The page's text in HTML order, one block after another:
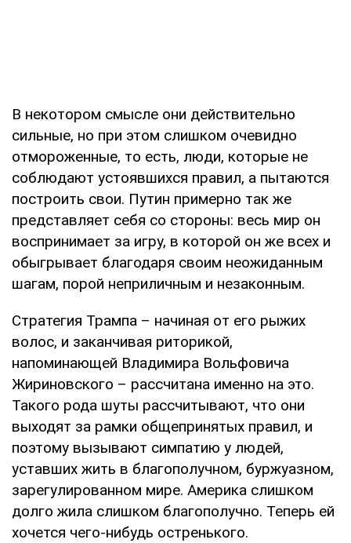
В некотором смысле они действительно
сильные, но при этом слишком очевидно
отмороженные, то есть, люди, которые не
соблюдают устоявшихся правил, а пытаются
построить свои. Путин примерно так же
представляет себя со стороны: весь мир он
воспринимает за игру, в которой он же всех и
обыгрывает благодаря своим неожиданным
шагам, порой неприличным и незаконным.
Стратегия Трампа – начиная от его рыжих
волос, и заканчивая риторикой,
напоминающей Владимира Вольфовича
Жириновского – рассчитана именно на это.
Такого рода шуты рассчитывают, что они
выходят за рамки общепринятых правил, и
поэтому вызывают симпатию у людей,
уставших жить в благополучном, буржуазном,
зарегулированном мире. Америка слишком
долго жила слишком благополучно. Теперь ей
хочется чего-нибудь остренького.